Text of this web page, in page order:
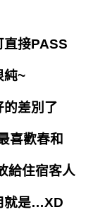
直接PASS
純~
的差別了
喜歡春和
給住宿客人
就是…XD